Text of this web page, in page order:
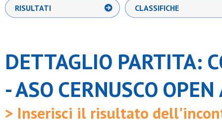
RISULTATI CLASSIFICHE
DETTAGLIO PARTITA:
- ASO CERNUSCO
> Inserisci il risultato